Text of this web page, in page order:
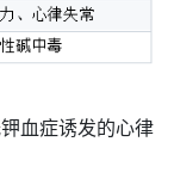
血症诱发的心律